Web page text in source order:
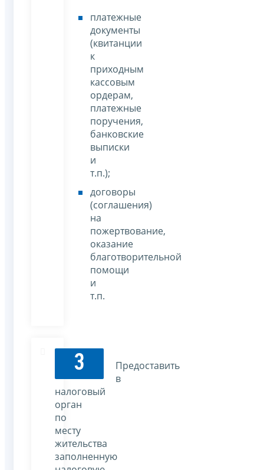
платежные
документы
(квитанции
к
приходным
кассовым
ордерам,
платежные
поручения,
банковские
выписки
и
т.п.);
договоры
(соглашения)
на
пожертвование,
оказание
благотворительной
помощи
и
т.п.
3
Предоставить
в
налоговый
орган
по
месту
жительства
заполненную